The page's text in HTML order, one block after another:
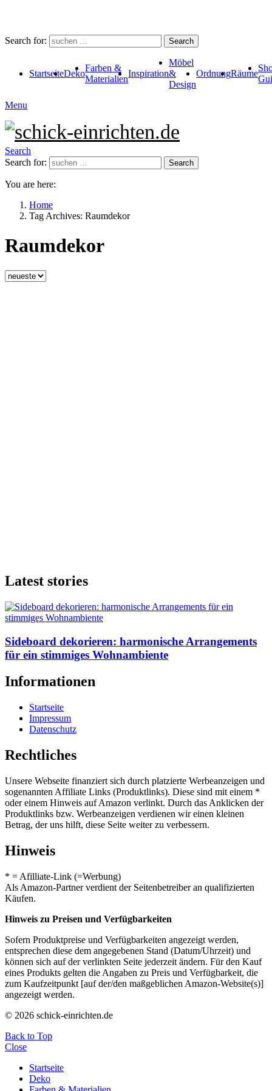
Search for: Search
StartseiteDeko
Farben &
Materialien
Inspiration
Möbel
&
Design
OrdnungRäume
Menu
Search
Search for:
Search
You are here:
Home
Tag Archives: Raumdekor
Raumdekor
Latest stories
Sideboard dekorieren: harmonische Arrangements
für ein stimmiges Wohnambiente
Informationen
Startseite
Impressum
Datenschutz
Rechtliches
Unsere Webseite finanziert sich durch platzierte Werbeanzeigen und
sogenannten Affiliate Links (Produktlinks). Diese sind mit einem *
oder einem Hinweis auf Amazon verlinkt. Durch das Anklicken der
Produktlinks bzw. Werbeanzeigen verdienen wir einen kleinen
Betrag, der uns hilft, diese Seite weiter zu verbessern.
Hinweis
* = Afilliate-Link (=Werbung)
Als Amazon-Partner verdient der Seitenbetreiber an qualifizierten
Käufen.
Hinweis zu Preisen und Verfügbarkeiten
Sofern Produktpreise und Verfügbarkeiten angezeigt werden,
entsprechen diese dem angegebenen Stand (Datum/Uhrzeit) und
können sich auf der verlinkten Seite jederzeit ändern. Für den Kauf
eines Produkts gelten die Angaben zu Preis und Verfügbarkeit, die
zum Kaufzeitpunkt [auf der/den maßgeblichen Amazon-Website(s)]
angezeigt werden.
© 2026 schick-einrichten.de
Back to Top
Close
Startseite
Deko